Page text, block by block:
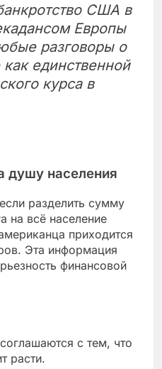
США в
Европы
разговоры о
единственной
курса в
душу населения
разделить сумму
на всё население
приходится
Эта информация
финансовой
с тем, что
расти.